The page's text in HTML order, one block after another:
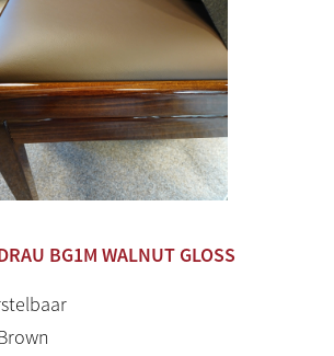
BG1M WALNUT GLOSS